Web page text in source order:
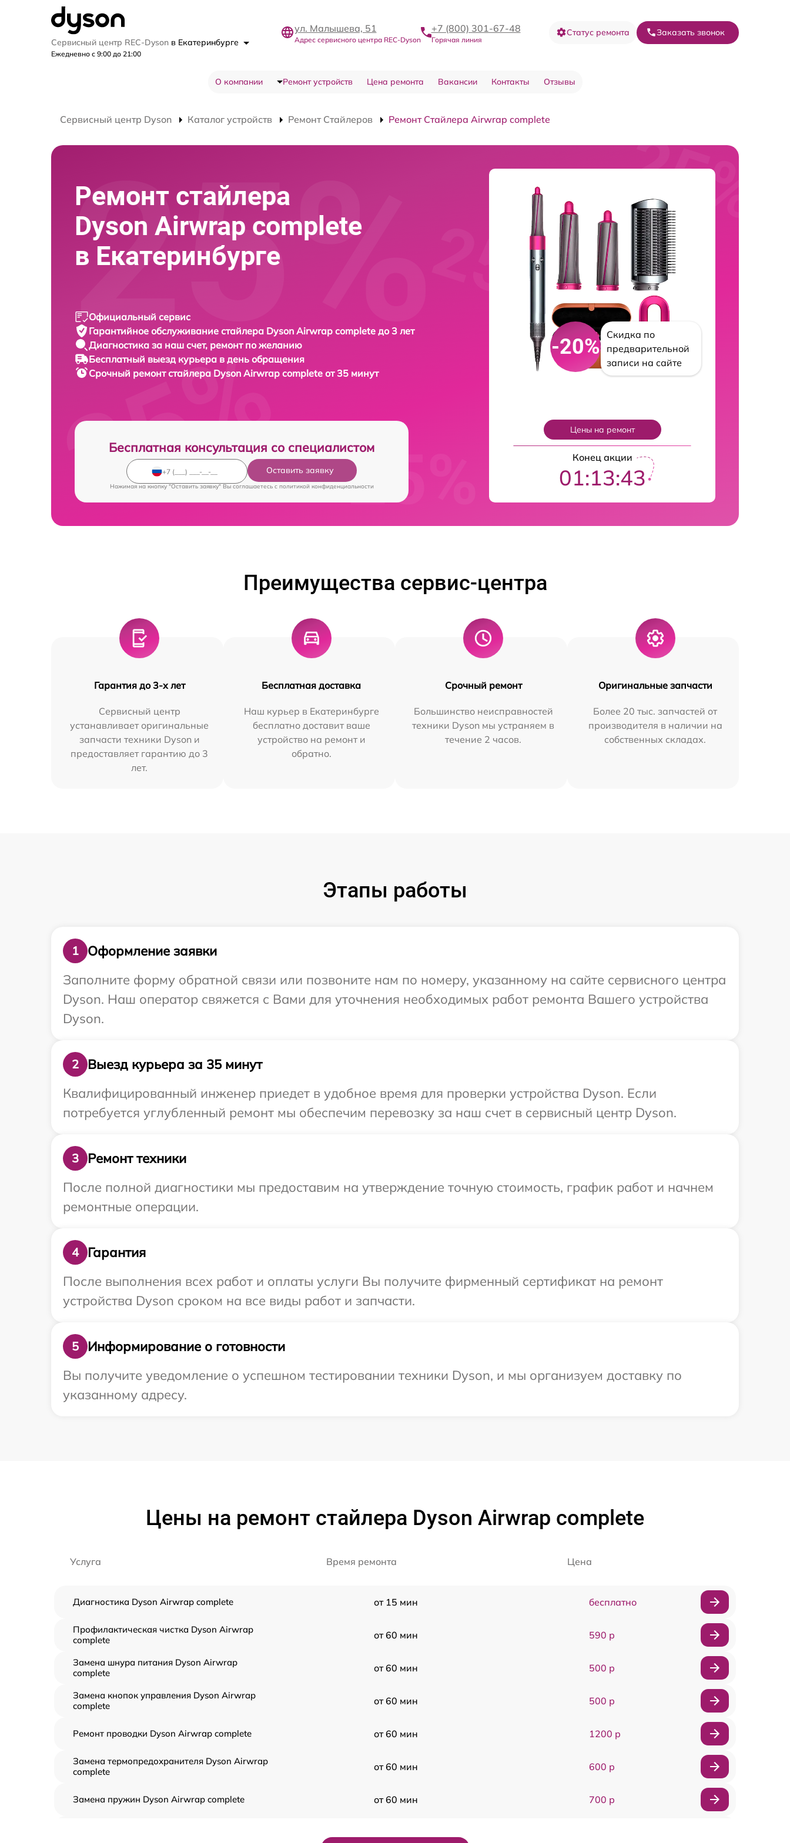
Сервисный центр REC-Dyson в Екатеринбурге
Ежедневно с 9:00 до 21:00
ул. Малышева, 51
Адрес сервисного центра REC-Dyson
+7 (800) 301-67-48
Горячая линия
Статус ремонта Заказать звонок
О компании Ремонт устройств Цена ремонта Вакансии Контакты Отзывы
Сервисный центр Dyson Каталог устройств Ремонт Стайлеров Ремонт Стайлера Airwrap complete
Ремонт стайлера
Dyson Airwrap complete
в Екатеринбурге
Официальный сервис
Гарантийное обслуживание стайлера Dyson Airwrap complete до 3 лет
Диагностика за наш счет, ремонт по желанию
Бесплатный выезд курьера в день обращения
Срочный ремонтстайлера Dyson Airwrap complete от 35 минут
Бесплатная консультация со специалистом
Оставить заявку
Нажимая на кнопку "Оставить заявку" Вы соглашаетесь c политикой конфиденциальности
-20%
Скидка по
предварительной
записи на сайте
Цены на ремонт
Конец акции
01:13:42
Преимущества сервис-центра
Гарантия до 3-х лет
Сервисный центр
устанавливает оригинальные
запчасти техники Dyson и
предоставляет гарантию до 3
лет.
Бесплатная доставка
Наш курьер в Екатеринбурге
бесплатно доставит ваше
устройство на ремонт и
обратно.
Срочный ремонт
Большинство неисправностей
техники Dyson мы устраняем в
течение 2 часов.
Оригинальные запчасти
Более 20 тыс. запчастей от
производителя в наличии на
собственных складах.
Этапы работы
1
Оформление заявки
Заполните форму обратной связи или позвоните нам по номеру, указанному на сайте сервисного центра
Dyson. Наш оператор свяжется с Вами для уточнения необходимых работ ремонта Вашего устройства
Dyson.
2
Выезд курьера за 35 минут
Квалифицированный инженер приедет в удобное время для проверки устройства Dyson. Если
потребуется углубленный ремонт мы обеспечим перевозку за наш счет в сервисный центр Dyson.
3
Ремонт техники
После полной диагностики мы предоставим на утверждение точную стоимость, график работ и начнем
ремонтные операции.
4
Гарантия
После выполнения всех работ и оплаты услуги Вы получите фирменный сертификат на ремонт
устройства Dyson сроком на все виды работ и запчасти.
5
Информирование о готовности
Вы получите уведомление о успешном тестировании техники Dyson, и мы организуем доставку по
указанному адресу.
Цены на ремонт стайлера Dyson Airwrap complete
Услуга Время ремонта Цена
Диагностика Dyson Airwrap complete от 15 мин бесплатно
Профилактическая чистка Dyson Airwrap
complete
от 60 мин 590 р
Замена шнура питания Dyson Airwrap
complete
от 60 мин 500 р
Замена кнопок управления Dyson Airwrap
complete
от 60 мин 500 р
Ремонт проводки Dyson Airwrap complete от 60 мин 1200 р
Замена термопредохранителя Dyson Airwrap
complete
от 60 мин 600 р
Замена пружин Dyson Airwrap complete от 60 мин 700 р